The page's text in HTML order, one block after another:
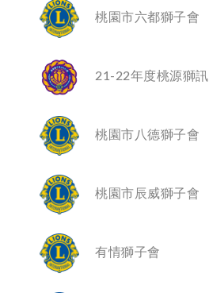
桃園市六都獅子會
21-22年度桃源獅訊
桃園市八德獅子會
桃園市辰威獅子會
有情獅子會